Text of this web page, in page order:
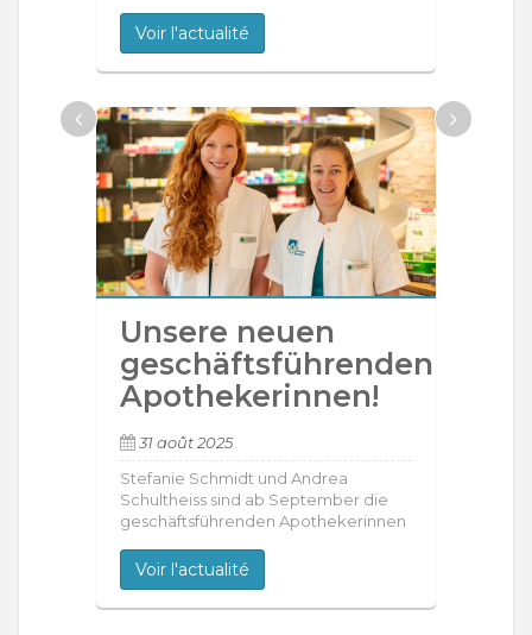
Voir l'actualité
Unsere neuen
geschäftsführenden
Apothekerinnen!
31 août 2025
Stefanie Schmidt und Andrea
Schultheiss sind ab September die
geschäftsführenden Apothekerinnen
Voir l'actualité